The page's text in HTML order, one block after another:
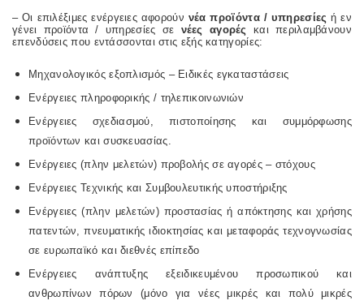
– Οι επιλέξιμες ενέργειες αφορούν νέα προϊόντα / υπηρεσίες ή εν
γένει προϊόντα / υπηρεσίες σε νέες αγορές
και περιλαμβάνουν
επενδύσεις που εντάσσονται στις εξής κατηγορίες:
Μηχανολογικός εξοπλισμός – Ειδικές εγκαταστάσεις
Ενέργειες πληροφορικής / τηλεπικοινωνιών
Ενέργειες σχεδιασμού, πιστοποίησης και συμμόρφωσης
προϊόντων και συσκευασίας.
Ενέργειες (πλην μελετών) προβολής σε αγορές – στόχους
Ενέργειες Τεχνικής και Συμβουλευτικής υποστήριξης
Ενέργειες (πλην μελετών) προστασίας ή απόκτησης και χρήσης
πατεντών, πνευματικής ιδιοκτησίας και μεταφοράς τεχνογνωσίας
σε ευρωπαϊκό και διεθνές επίπεδο
Ενέργειες ανάπτυξης εξειδικευμένου προσωπικού και
ανθρωπίνων πόρων (μόνο για νέες μικρές και πολύ μικρές